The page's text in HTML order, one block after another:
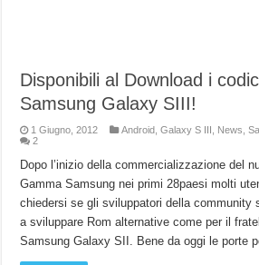
Disponibili al Download i
Samsung Galaxy SIII!
1 Giugno, 2012 Android ,Galaxy S III News ,
2
Dopo l’inizio della commercializzazione del
Gamma Samsung nei primi 28paesi molti
chiedersi se gli sviluppatori della community
a sviluppare Rom alternative come per il
Samsung Galaxy SII. Bene da oggi le porte